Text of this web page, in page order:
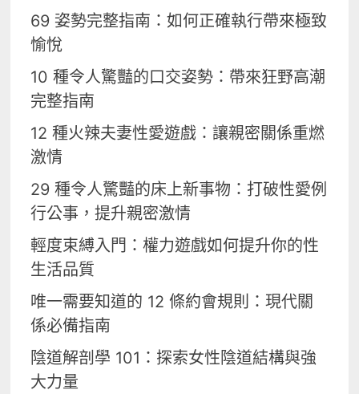
69 姿勢完整指南：如何正確執行帶來極致
愉悅
10 種令人驚豔的口交姿勢：帶來狂野高潮
完整指南
12 種火辣夫妻性愛遊戲：讓親密關係重燃
激情
29 種令人驚豔的床上新事物：打破性愛例
行公事，提升親密激情
輕度束縛入門：權力遊戲如何提升你的性
生活品質
唯一需要知道的 12 條約會規則：現代關
係必備指南
陰道解剖學 101：探索女性陰道結構與強
大力量